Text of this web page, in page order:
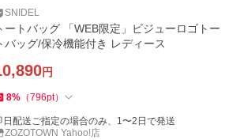
SNIDEL
ートバッグ 「WEB限定」ビジューロゴトー
バッグ/保冷機能付き レディース
円
8% （796pt）
日配送ご指定の場合のみ、1〜2日で発送
ZOZOTOWN Yahoo!店